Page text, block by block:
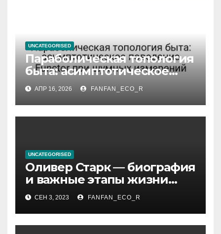
UNCATEGORISED
Параболическая топология
быта: асимптотическое
поведение Functor при
шумных измерений
АПР 16, 2026 FANFAN_ECO_R
UNCATEGORISED
Оливер Старк — биография
и важные этапы жизни
великого миллиардера и
супергероя
СЕН 3, 2023 FANFAN_ECO_R